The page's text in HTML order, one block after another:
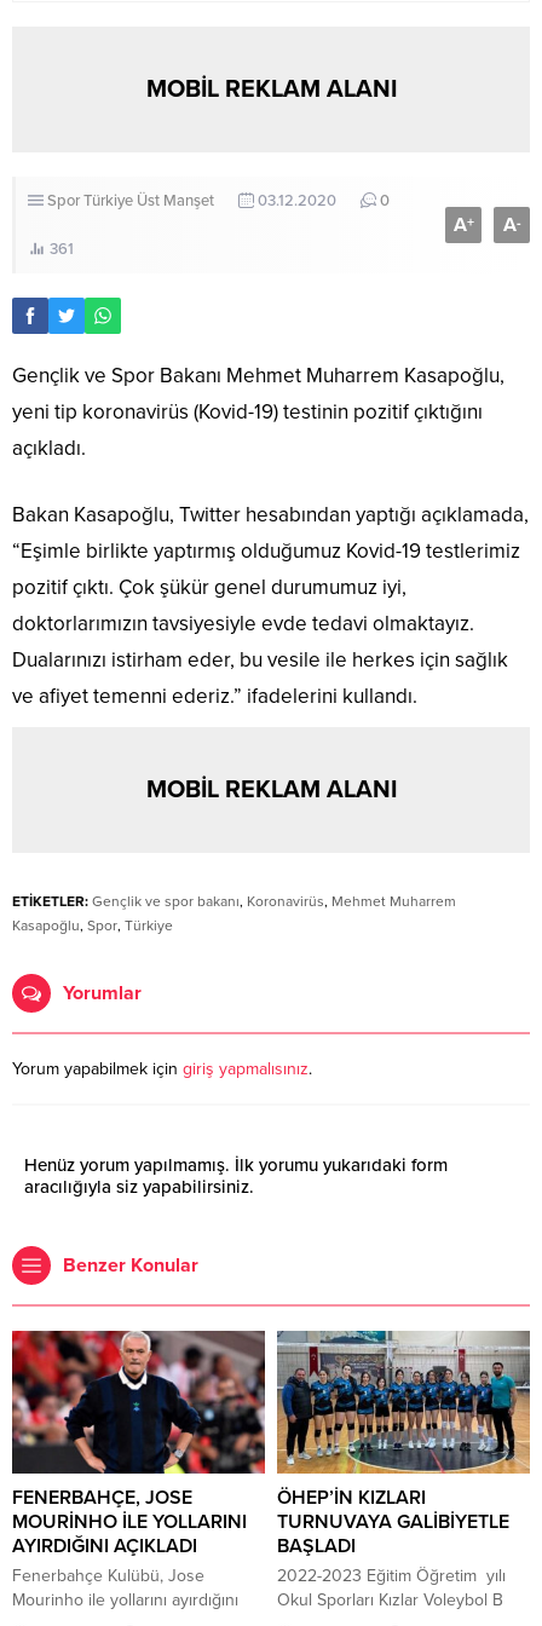
MOBİL REKLAM ALANI
SporTürkiye Üst Manşet 03.12.2020 0
361
A+ A-
Gençlik ve Spor Bakanı Mehmet Muharrem Kasapoğlu,
yeni tip koronavirüs (Kovid-19) testinin pozitif çıktığını
açıkladı.
Bakan Kasapoğlu, Twitter hesabından yaptığı açıklamada,
“Eşimle birlikte yaptırmış olduğumuz Kovid-19 testlerimiz
pozitif çıktı. Çok şükür genel durumumuz iyi,
doktorlarımızın tavsiyesiyle evde tedavi olmaktayız.
Dualarınızı istirham eder, bu vesile ile herkes için sağlık
ve afiyet temenni ederiz.” ifadelerini kullandı.
MOBİL REKLAM ALANI
ETİKETLER: Gençlik ve spor bakanı, Koronavirüs, Mehmet Muharrem
Kasapoğlu, Spor, Türkiye
Yorumlar
Yorum yapabilmek için giriş yapmalısınız.
Henüz yorum yapılmamış. İlk yorumu yukarıdaki form
aracılığıyla siz yapabilirsiniz.
Benzer Konular
FENERBAHÇE, JOSE
MOURİNHO İLE YOLLARINI
AYIRDIĞINI AÇIKLADI
Fenerbahçe Kulübü, Jose
Mourinho ile yollarını ayırdığını
ÖHEP’İN KIZLARI
TURNUVAYA GALİBİYETLE
BAŞLADI
2022-2023 Eğitim Öğretim yılı
Okul Sporları Kızlar Voleybol B